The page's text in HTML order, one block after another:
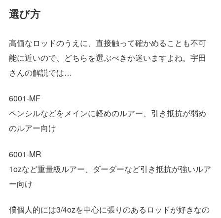
選び方
高価なロッドのうえに、直接触って確かめることも不可
能に近いので、どちらを選ぶべきか迷いますよね。宇田
さんの解説では…
6001-MF
ペンシルなどをメインに軽めのルアー、引き抵抗が弱め
のルアー向け
6001-MR
1ozなど重量級ルアー、ダーダーなど引き抵抗が強いルア
ー向け
僕個人的には3/4ozを中心に張りのあるロッドが好きなの